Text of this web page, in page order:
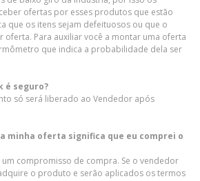
ofertas por esses produtos que estão
que os itens sejam defeituosos ou que o
oferta. Para auxiliar você a montar uma oferta
que indica a probabilidade dela ser
é seguro?
só será liberado ao Vendedor após
minha oferta significa que eu comprei o
um compromisso de compra. Se o vendedor
o produto e serão aplicados os termos